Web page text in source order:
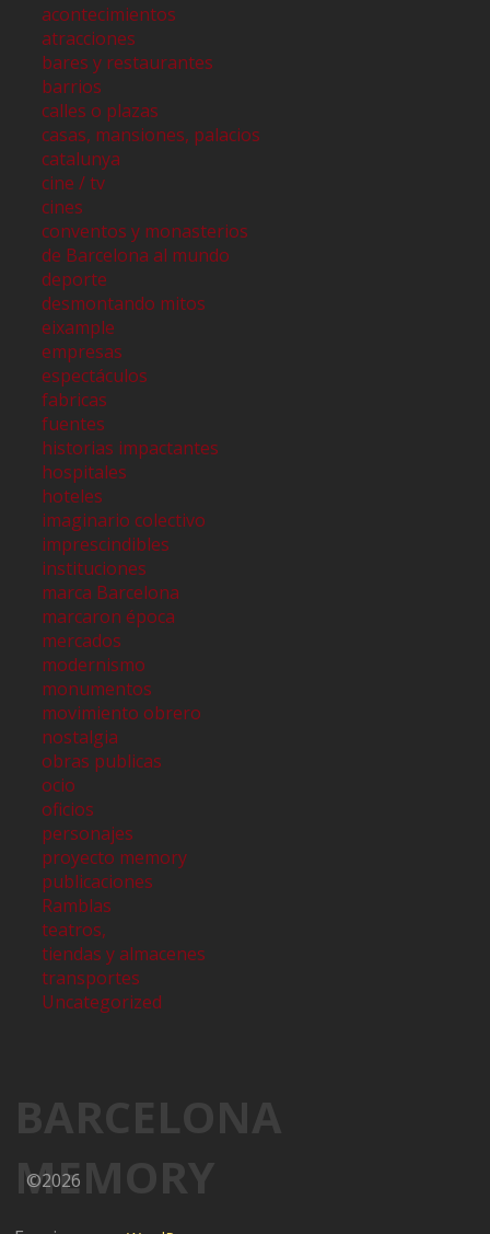
acontecimientos
atracciones
bares y restaurantes
barrios
calles o plazas
casas, mansiones, palacios
catalunya
cine / tv
cines
conventos y monasterios
de Barcelona al mundo
deporte
desmontando mitos
eixample
empresas
espectáculos
fabricas
fuentes
historias impactantes
hospitales
hoteles
imaginario colectivo
imprescindibles
instituciones
marca Barcelona
marcaron época
mercados
modernismo
monumentos
movimiento obrero
nostalgia
obras publicas
ocio
oficios
personajes
proyecto memory
publicaciones
Ramblas
teatros,
tiendas y almacenes
transportes
Uncategorized
BARCELONA
MEMORY
©2026